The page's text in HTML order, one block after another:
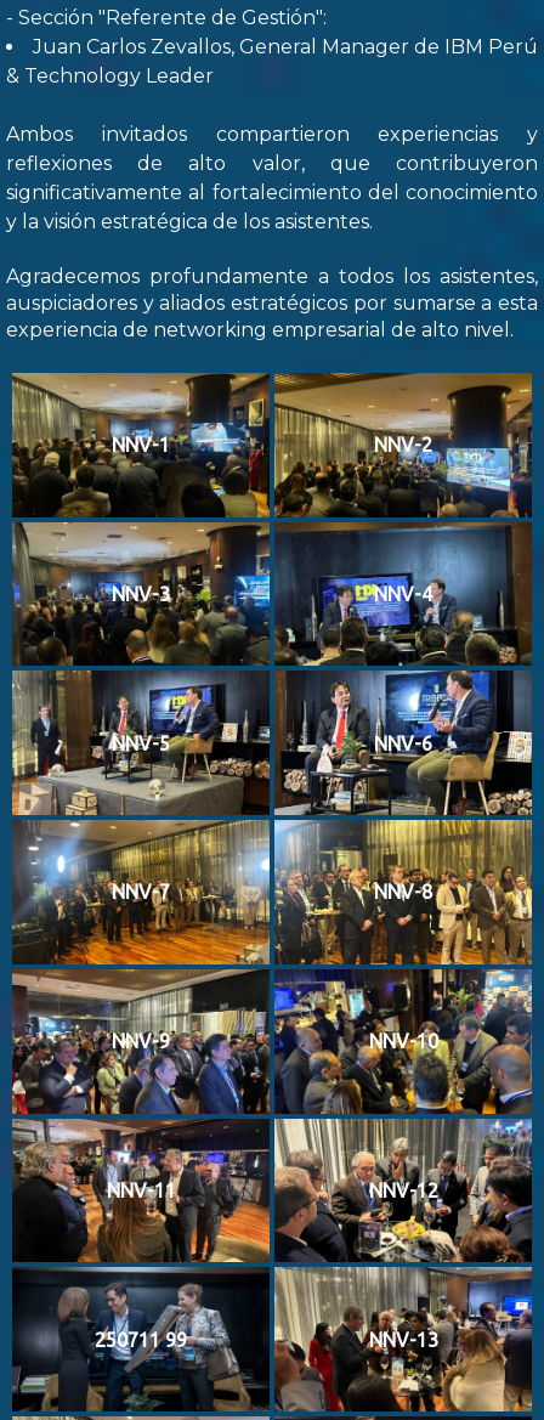
- Sección "Referente de Gestión":
Juan Carlos Zevallos, General Manager de IBM Perú
& Technology Leader
Ambos invitados compartieron experiencias y
reflexiones de alto valor, que contribuyeron
significativamente al fortalecimiento del conocimiento
y la visión estratégica de los asistentes.
Agradecemos profundamente a todos los asistentes,
auspiciadores y aliados estratégicos por sumarse a esta
experiencia de networking empresarial de alto nivel.
NNV-1 NNV-2
NNV-3 NNV-4
NNV-5 NNV-6
NNV-7 NNV-8
NNV-9 NNV-10
NNV-11 NNV-12
250711 99 NNV-13